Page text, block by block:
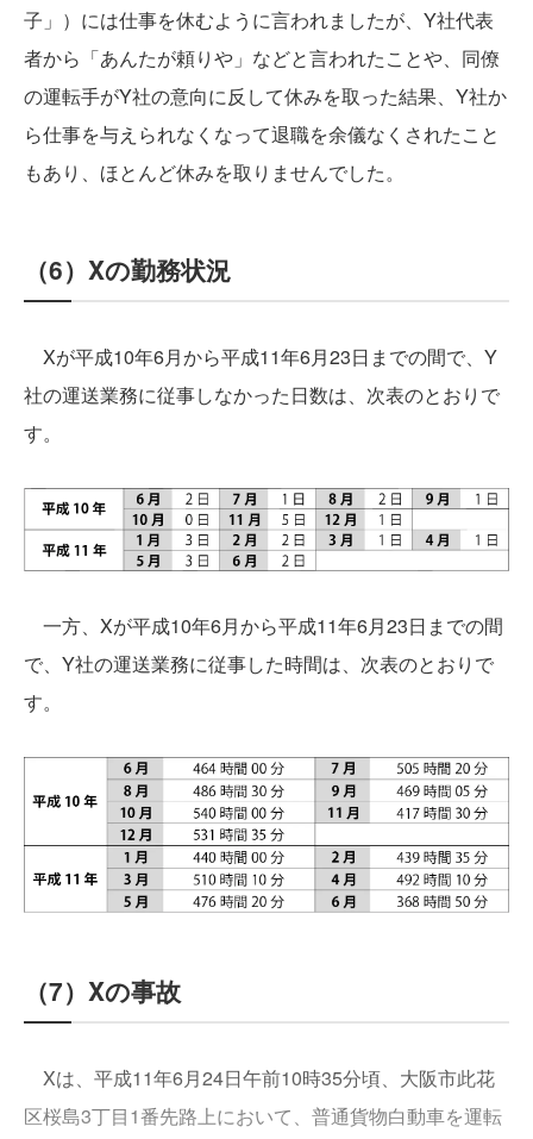
子」）には仕事を休むように言われましたが、Y社代表
者から「あんたが頼りや」などと言われたことや、同僚
の運転手がY社の意向に反して休みを取った結果、Y社か
ら仕事を与えられなくなって退職を余儀なくされたこと
もあり、ほとんど休みを取りませんでした。
（6）Xの勤務状況
Xが平成10年6月から平成11年6月23日までの間で、Y
社の運送業務に従事しなかった日数は、次表のとおりで
す。
一方、Xが平成10年6月から平成11年6月23日までの間
で、Y社の運送業務に従事した時間は、次表のとおりで
す。
（7）Xの事故
Xは、平成11年6月24日午前10時35分頃、大阪市此花
区桜島3丁目1番先路上において、普通貨物白動車を運転